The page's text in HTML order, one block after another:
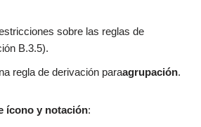
sobre las reglas de
B.3.5).
regla de derivación paraagrupación.
ícono y notación: